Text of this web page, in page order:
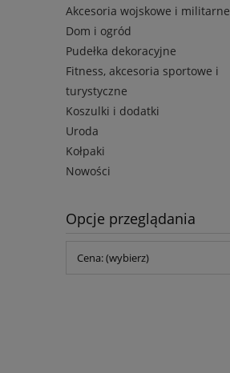
Akcesoria wojskowe i militarne
Dom i ogród
Pudełka dekoracyjne
Fitness, akcesoria sportowe i
turystyczne
Koszulki i dodatki
Uroda
Kołpaki
Nowości
Opcje przeglądania
Cena: (wybierz)